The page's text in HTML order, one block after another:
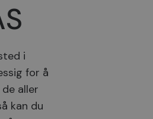
i
for å
aller
kan du